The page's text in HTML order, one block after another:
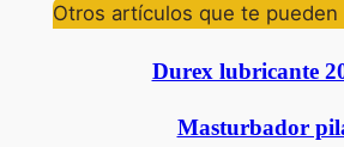
Otros artículos que te pueden
Durex lubricante
Masturbador